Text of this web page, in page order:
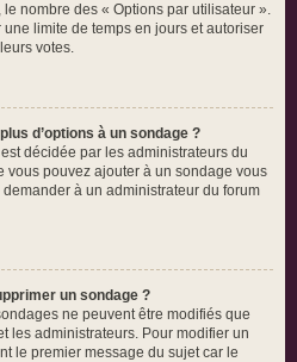
nombre des « Options par utilisateur ».
limite de temps en jours et autoriser
votes.
d’options à un sondage ?
décidée par les administrateurs du
vous pouvez ajouter à un sondage vous
à un administrateur du forum
un sondage ?
ne peuvent être modifiés que
les administrateurs. Pour modifier un
le premier message du sujet car le